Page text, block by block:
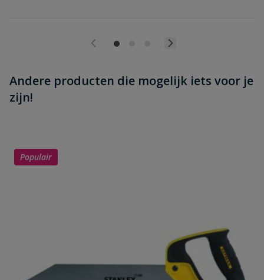
Andere producten die mogelijk iets voor je
zijn!
Populair